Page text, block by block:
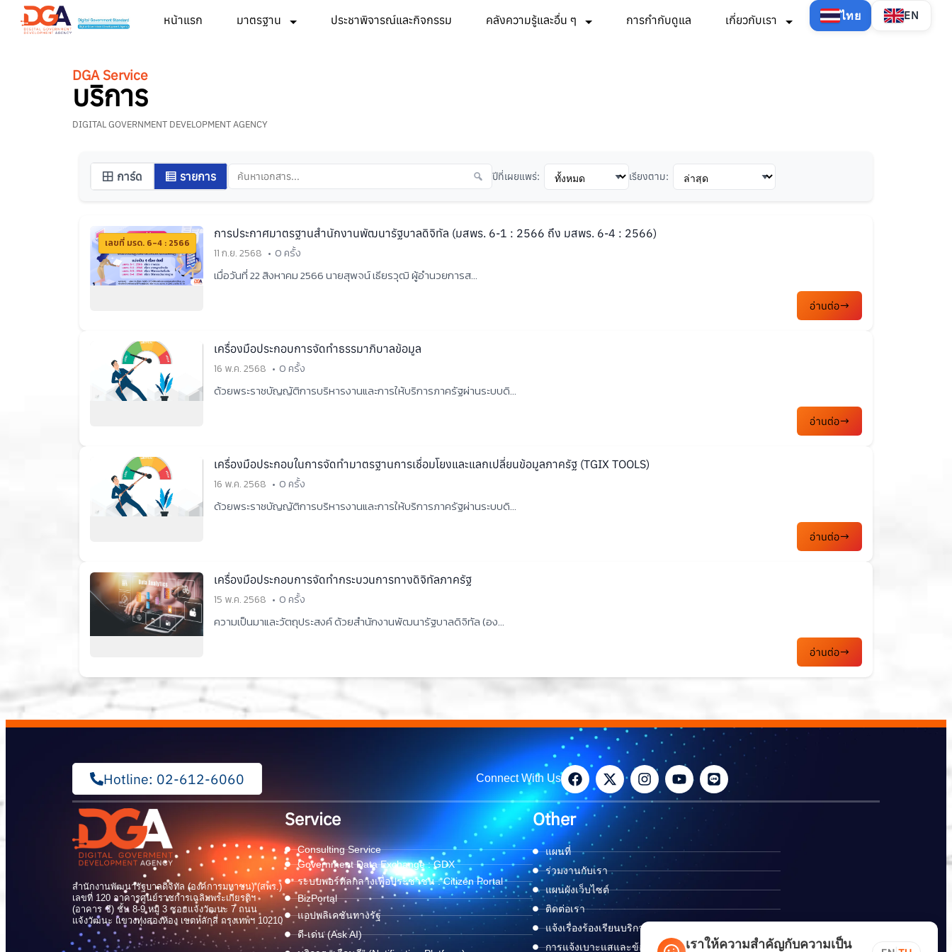
หน้าแรก มาตรฐาน ประชาพิจารณ์และกิจกรรม คลังความรู้และอื่น ๆ การกำกับดูแล เกี่ยวกับเรา ไทย EN
DGA Service
บริการ
DIGITAL GOVERNMENT DEVELOPMENT AGENCY
การ์ด รายการ ปีที่เผยแพร่: เรียงตาม:
เลขที่ มรด. 6-4 : 2566
การประกาศมาตรฐานสำนักงานพัฒนารัฐบาลดิจิทัล (มสพร. 6-1 : 2566 ถึง มสพร. 6-4 : 2566)
11 ก.ย. 2568 0 ครั้ง
เมื่อวันที่ 22 สิงหาคม 2566 นายสุพจน์ เธียรวุฒิ ผู้อำนวยการส...
อ่านต่อ
เครื่องมือประกอบการจัดทำธรรมาภิบาลข้อมูล
16 พ.ค. 2568 0 ครั้ง
ด้วยพระราชบัญญัติการบริหารงานและการให้บริการภาครัฐผ่านระบบดิ...
อ่านต่อ
เครื่องมือประกอบในการจัดทำมาตรฐานการเชื่อมโยงและแลกเปลี่ยนข้อมูลภาครัฐ (TGIX TOOLS)
16 พ.ค. 2568 0 ครั้ง
ด้วยพระราชบัญญัติการบริหารงานและการให้บริการภาครัฐผ่านระบบดิ...
อ่านต่อ
เครื่องมือประกอบการจัดทำกระบวนการทางดิจิทัลภาครัฐ
15 พ.ค. 2568 0 ครั้ง
ความเป็นมาและวัตถุประสงค์ ด้วยสำนักงานพัฒนารัฐบาลดิจิทัล (อง...
อ่านต่อ
Hotline: 02-612-6060 Connect With Us
สำนักงานพัฒนารัฐบาลดิจิทัล (องค์การมหาชน) (สพร.)
เลขที่ 120 อาคารศูนย์ราชการเฉลิมพระเกียรติฯ
(อาคาร ซี) ชั้น 8-9 หมู่ 3 ซอยแจ้งวัฒนะ 7 ถนน
แจ้งวัฒนะ แขวงทุ่งสองห้อง เขตหลักสี่ กรุงเทพฯ 10210
Service
Consulting Service
Government Data Exchange : GDX
ระบบพอร์ทัลกลางเพื่อประชาชน : Citizen Portal
BizPortal
แอปพลิเคชันทางรัฐ
ดี-เด่น (Ask AI)
Other
แผนที่
ร่วมงานกับเรา
แผนผังเว็บไซต์
ติดต่อเรา
แจ้งเรื่องร้องเรียนบริการ
การแจ้งเบาะแสและข้อร้องเรียนการทุจริตเราให้ความสำคัญกับความเป็น